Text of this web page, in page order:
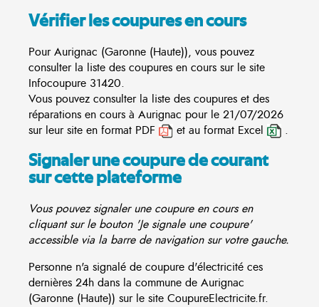
Vérifier les coupures en cours
Pour Aurignac (Garonne (Haute)), vous pouvez
consulter la liste des coupures en cours sur le site
Infocoupure 31420.
Vous pouvez consulter la liste des coupures et des
réparations en cours à Aurignac pour le 21/07/2026
sur leur site en format PDF
et au format Excel .
Signaler une coupure de courant
sur cette plateforme
Vous pouvez signaler une coupure en cours en
cliquant sur le bouton 'Je signale une coupure'
accessible via la barre de navigation sur votre gauche.
Personne n'a signalé de coupure d'électricité ces
dernières 24h dans la commune de Aurignac
(Garonne (Haute)) sur le site CoupureElectricite.fr.